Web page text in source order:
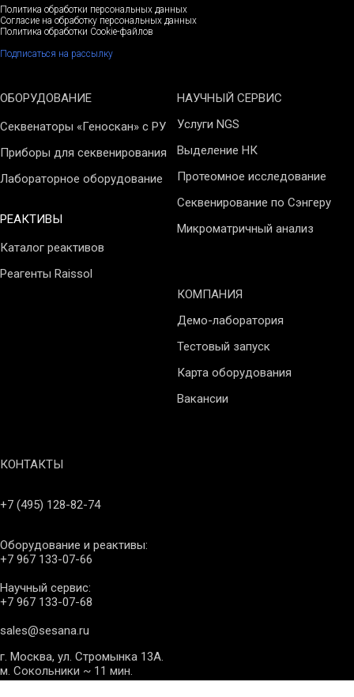
Политика обработки персональных данных
Согласие на обработку персональных данных
Политика обработки Cookie-файлов
Подписаться на рассылку
ОБОРУДОВАНИЕ
Секвенаторы «Геноскан» с РУ
Приборы для секвенирования
Лабораторное оборудование
РЕАКТИВЫ
Каталог реактивов
Реагенты Raissol
НАУЧНЫЙ СЕРВИС
Услуги NGS
Выделение НК
Протеомное исследование
Секвенирование по Сэнгеру
Микроматричный анализ
КОМПАНИЯ
Демо-лаборатория
Тестовый запуск
Карта оборудования
Вакансии
КОНТАКТЫ
+7 (495) 128-82-74
Оборудование и реактивы:
+7 967 133-07-66
Научный сервис:
+7 967 133-07-68
sales@sesana.ru
г. Москва, ул. Стромынка 13А.
м. Сокольники ~ 11 мин.